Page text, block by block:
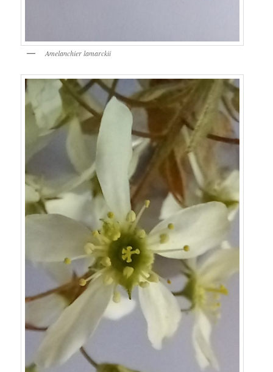
Amelanchier lamarckii